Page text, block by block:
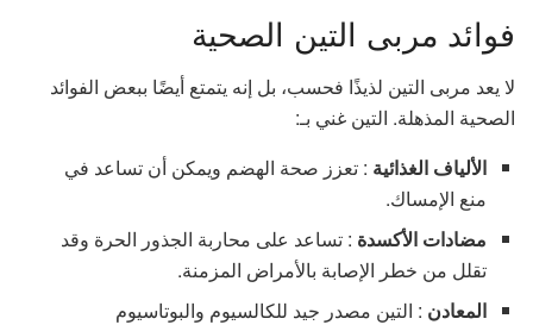
فوائد مربى التين الصحية
لا يعد مربى التين لذيذًا فحسب، بل إنه يتمتع أيضًا ببعض الفوائد
الصحية المذهلة. التين غني بـ:
الألياف الغذائية : تعزز صحة الهضم ويمكن أن تساعد في
منع الإمساك.
مضادات الأكسدة : تساعد على محاربة الجذور الحرة وقد
تقلل من خطر الإصابة بالأمراض المزمنة.
المعادن : التين مصدر جيد للكالسيوم والبوتاسيوم